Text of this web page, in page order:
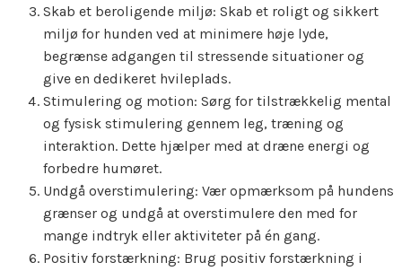
Skab et beroligende miljø: Skab et roligt og sikkert
miljø for hunden ved at minimere høje lyde,
begrænse adgangen til stressende situationer og
give en dedikeret hvileplads.
Stimulering og motion: Sørg for tilstrækkelig mental
og fysisk stimulering gennem leg, træning og
interaktion. Dette hjælper med at dræne energi og
forbedre humøret.
Undgå overstimulering: Vær opmærksom på hundens
grænser og undgå at overstimulere den med for
mange indtryk eller aktiviteter på én gang.
Positiv forstærkning: Brug positiv forstærkning i